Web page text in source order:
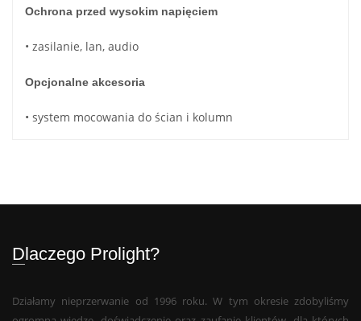
Ochrona przed wysokim napięciem
• zasilanie, lan, audio
Opcjonalne akcesoria
• system mocowania do ścian i kolumn
Dlaczego Prolight?
Działamy nieprzerwanie od 1996 roku. W tym okresie zdobyliśmy